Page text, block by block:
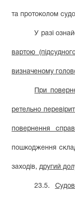
та протоколом
У разі
вартою
визначеному
При
ретельно
повернення
пошкодження
заходів, другий
23.5.